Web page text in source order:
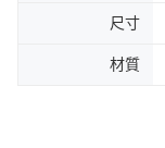
尺寸
材質